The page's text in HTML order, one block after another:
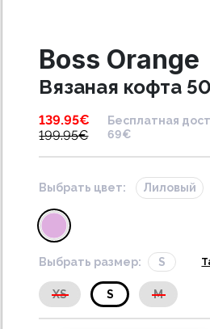
Boss Orange
Вязаная кофта
139.95€
199.95€
Бесплатная
69€
Выбрать цвет: Лиловый
Выбрать размер: S
XS S M